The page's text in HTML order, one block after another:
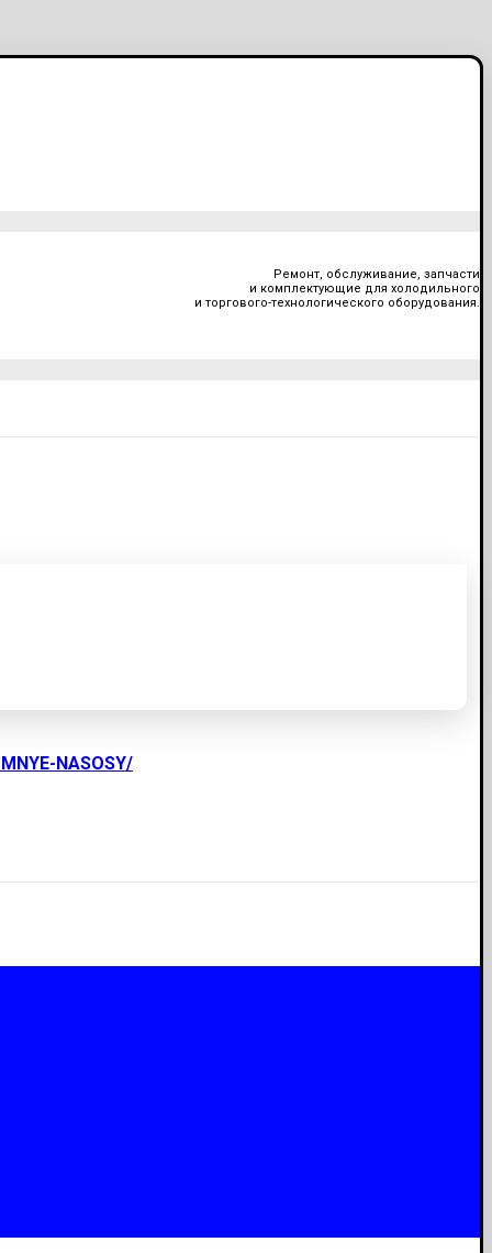
Ремонт, обслуживание, запчасти
и комплектующие для холодильного
и торгового-технологического оборудования.
NASOSY/